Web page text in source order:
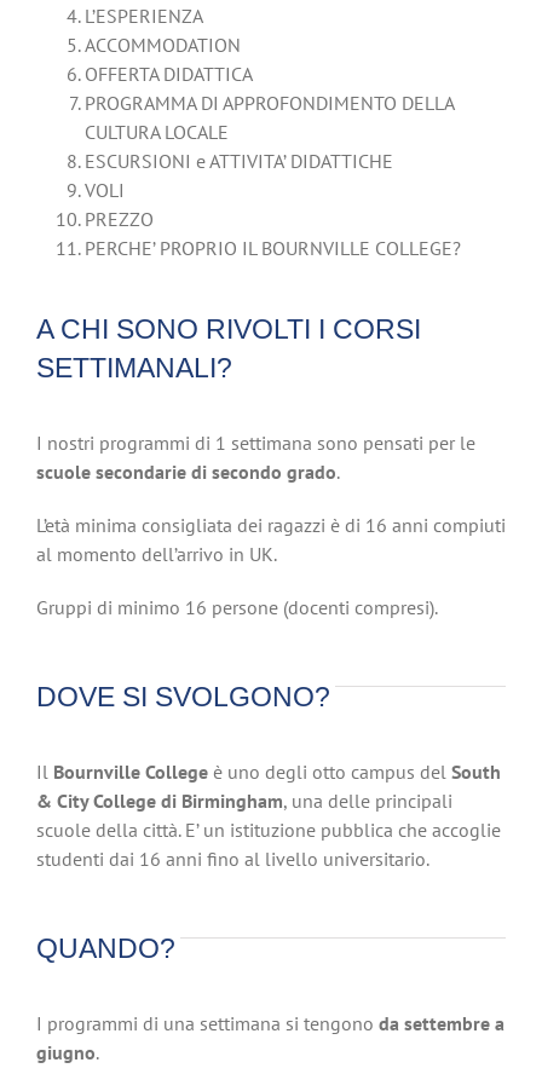
L’ESPERIENZA
ACCOMMODATION
OFFERTA DIDATTICA
PROGRAMMA DI APPROFONDIMENTO DELLA
CULTURA LOCALE
ESCURSIONI e ATTIVITA’ DIDATTICHE
VOLI
PREZZO
PERCHE’ PROPRIO IL BOURNVILLE COLLEGE?
A CHI SONO RIVOLTI I CORSI
SETTIMANALI?
I nostri programmi di 1 settimana sono pensati per le
scuole secondarie di secondo grado.
L’età minima consigliata dei ragazzi è di 16 anni compiuti
al momento dell’arrivo in UK.
Gruppi di minimo 16 persone (docenti compresi).
DOVE SI SVOLGONO?
Il Bournville College è uno degli otto campus del South
& City College di Birmingham, una delle principali
scuole della città. E’ un istituzione pubblica che accoglie
studenti dai 16 anni fino al livello universitario.
QUANDO?
I programmi di una settimana si tengono da settembre a
giugno.